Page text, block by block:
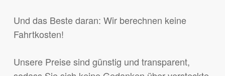
Und das Beste daran: Wir berechnen keine
Fahrtkosten!
Unsere Preise sind günstig und transparent,